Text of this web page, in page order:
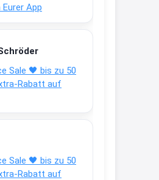
App
Sale 🖤 bis zu 50
Rabatt auf
Sale 🖤 bis zu 50
Rabatt auf
Aufkleber /
ab 28 Grad /siehe
unten
aufkleber-